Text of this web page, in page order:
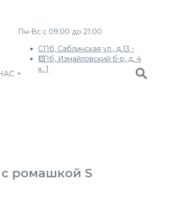
СПб, Измайловский б-р, д. 4
к. 1
СПб, Саблинская ул., д.13 -
15
Пн-Вс с 09:00 до 21:00
c ромашкой S